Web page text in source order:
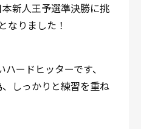
クシングジム
南町3-8 第2原嶋ビル1F
/ 日・祝 14:00〜19:00
新人王予選準決勝に挑
なりました！
ードヒッターです、
しっかりと練習を重ね